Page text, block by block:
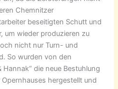
Chemnitzer
beseitigten Schutt und
um wieder produzieren zu
nicht nur Turn- und
So wurden von den
die neue Bestuhlung
hergestellt und